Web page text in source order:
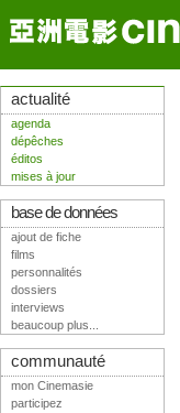
actualité
agenda
dépêches
éditos
mises à jour
base de données
ajout de fiche
films
personnalités
dossiers
interviews
beaucoup plus...
communauté
mon Cinemasie
participez